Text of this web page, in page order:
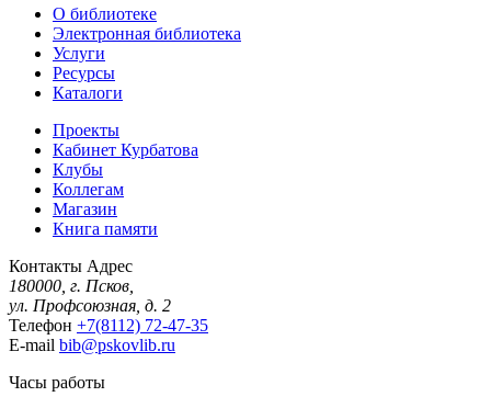
О библиотеке
Электронная библиотека
Услуги
Ресурсы
Каталоги
Проекты
Кабинет Курбатова
Клубы
Коллегам
Магазин
Книга памяти
Контакты Адрес
180000, г. Псков,
ул. Профсоюзная, д. 2
Телефон +7(8112) 72-47-35
E-mail bib@pskovlib.ru
Часы работы